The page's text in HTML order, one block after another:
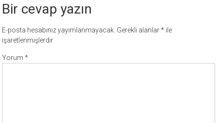
Bir cevap yazın
E-posta hesabınız yayımlanmayacak. Gerekli alanlar* ile
işaretlenmişlerdir
Yorum*